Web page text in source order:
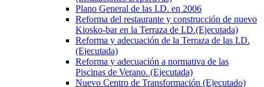
Plano General de las I.D. en 2006
Reforma del restaurante y construcción de nuevo
Kiosko-bar en la Terraza de I.D.(Ejecutada)
Reforma y adecuación de la Terraza de las I.D.
(Ejecutada)
Reforma y adecuación a normativa de las
Piscinas de Verano. (Ejecutada)
Nuevo Centro de Transformación (Ejecutado)